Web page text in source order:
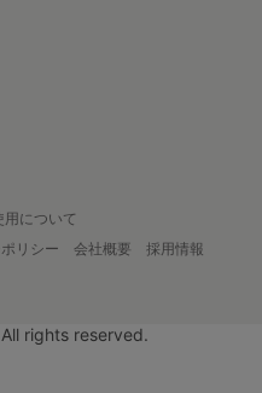
について
リシー 会社概要
採用情報
rights reserved.